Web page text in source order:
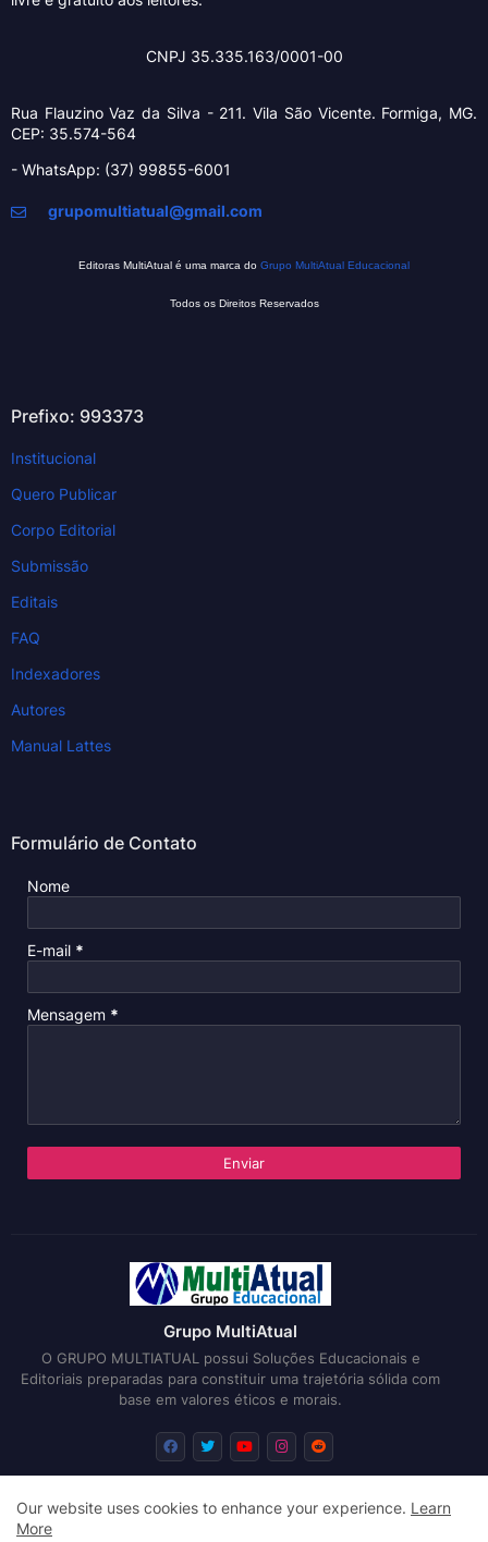
CNPJ 35.335.163/0001-00
Rua Flauzino Vaz da Silva - 211.Vila São Vicente. Formiga, MG.
CEP: 35.574-564
- WhatsApp: (37) 99855-6001
grupomultiatual@gmail.com
Editoras MultiAtual é uma marca do Grupo MultiAtual Educacional
Todos os Direitos Reservados
Prefixo: 993373
Institucional
Quero Publicar
Corpo Editorial
Submissão
Editais
FAQ
Indexadores
Autores
Manual Lattes
Formulário de Contato
Nome
E-mail *
Mensagem *
Grupo MultiAtual
O GRUPO MULTIATUAL possui Soluções Educacionais e
Editoriais preparadas para constituir uma trajetória sólida com
base em valores éticos e morais.
Our website uses cookies to enhance your experience. Learn
More